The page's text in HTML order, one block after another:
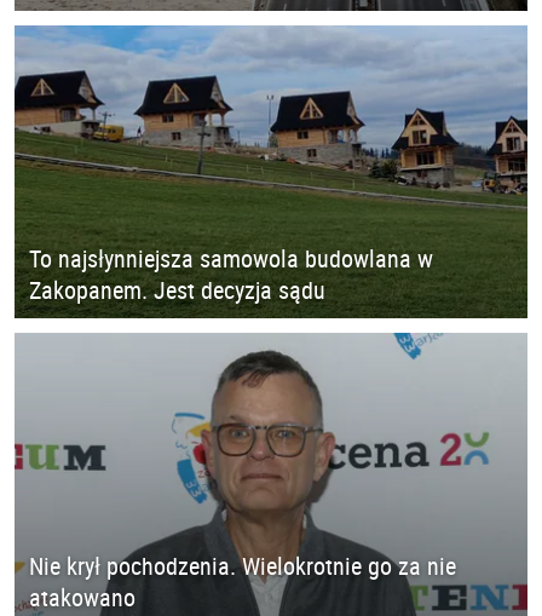
To najsłynniejsza samowola budowlana w
Zakopanem. Jest decyzja sądu
Nie krył pochodzenia. Wielokrotnie go za nie
atakowano